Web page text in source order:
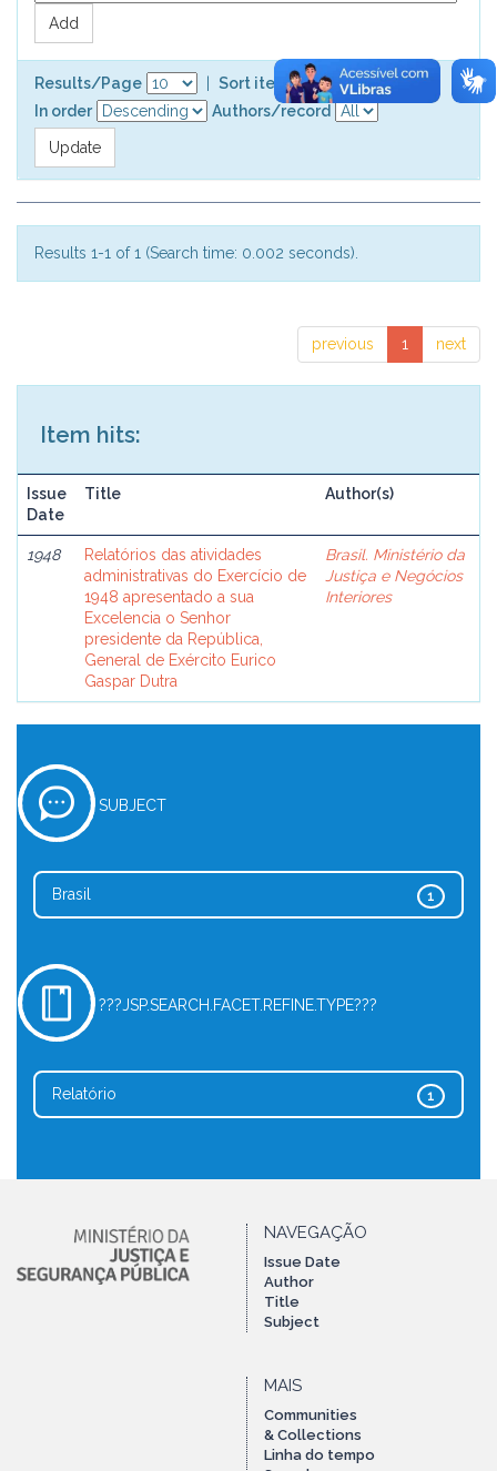
Results/Page
Sort items by
In order
Authors/record
Results 1-1 of 1 (Search time: 0.002 seconds).
previous 1 next
Item hits:
Issue
Date
Title Author(s)
1948
Relatórios das atividades
administrativas do Exercício de
1948 apresentado a sua
Excelencia o Senhor
presidente da República,
General de Exército Eurico
Gaspar Dutra
Brasil. Ministério da
Justiça e Negócios
Interiores
SUBJECT
1
Brasil
???JSP.SEARCH.FACET.REFINE.TYPE???
1
Relatório
NAVEGAÇÃO
Issue Date
Author
Title
Subject
MAIS
Communities
& Collections
Linha do tempo